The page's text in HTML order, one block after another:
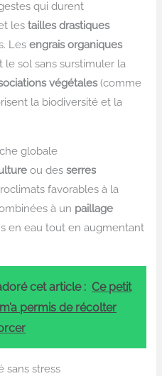
qui durent
lestailles drastiques
Lesengrais organiques
le sol sans surstimuler la
végétales(comme
la biodiversité et la
globale
ou desserres
favorables à la
à un paillage
en eau tout en augmentant
cet article : Ce petit
permis de récolter
sans stress